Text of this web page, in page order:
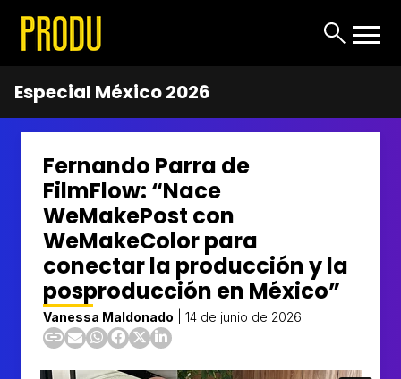
Especial México 2026
Fernando Parra de
FilmFlow: “Nace
WeMakePost con
WeMakeColor para
conectar la producción y la
posproducción en México”
Vanessa Maldonado 14 de junio de 2026